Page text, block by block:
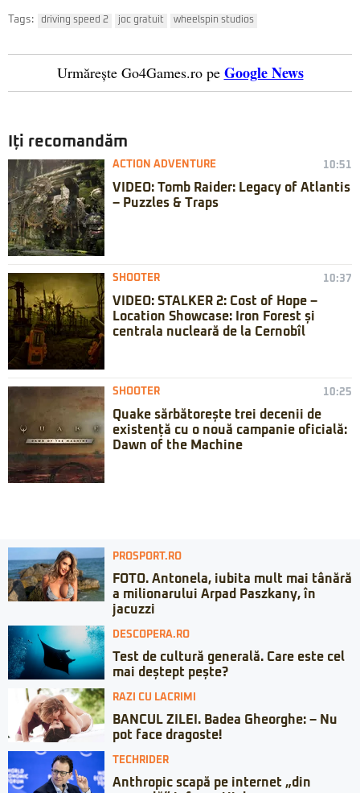
Tags: driving speed 2 joc gratuit wheelspin studios
Urmărește Go4Games.ro pe Google News
Iți recomandăm
ACTION ADVENTURE 10:51
VIDEO: Tomb Raider: Legacy of Atlantis
– Puzzles & Traps
SHOOTER 10:37
VIDEO: STALKER 2: Cost of Hope –
Location Showcase: Iron Forest și
centrala nucleară de la Cernobîl
SHOOTER 10:25
Quake sărbătorește trei decenii de
existență cu o nouă campanie oficială:
Dawn of the Machine
PROSPORT.RO
FOTO. Antonela, iubita mult mai tânără
a milionarului Arpad Paszkany, în
jacuzzi
DESCOPERA.RO
Test de cultură generală. Care este cel
mai deștept pește?
RAZI CU LACRIMI
BANCUL ZILEI. Badea Gheorghe: – Nu
pot face dragoste!
TECHRIDER
Anthropic scapă pe internet „din